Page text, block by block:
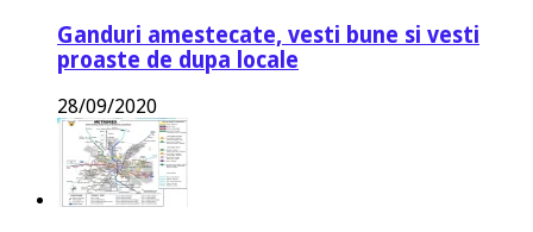
Ganduri amestecate, vesti bune si vesti
proaste de dupa locale
28/09/2020